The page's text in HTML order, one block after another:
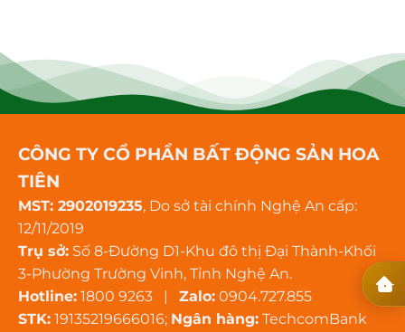
CÔNG TY CỔ PHẦN BẤT ĐỘNG SẢN HOA
TIÊN
MST: 2902019235, Do sở tài chính Nghệ An cấp:
12/11/2019
Trụ sở: Số 8-Đường D1-Khu đô thị Đại Thành-Khối
3-Phường Trường Vinh, Tỉnh Nghệ An.
Hotline: 1800 9263 | Zalo: 0904.727.855
STK: 19135219666016; Ngân hàng: TechcomBank